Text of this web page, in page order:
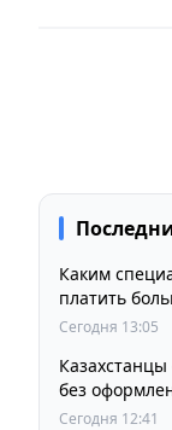
Каким
платить
Сегодня 13:05
без
Сегодня 12:41